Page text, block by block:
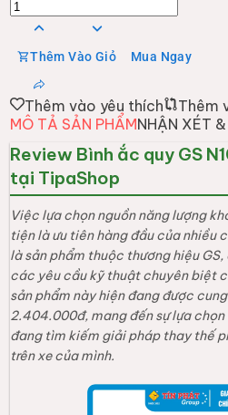
Thêm Vào Giỏ Mua Ngay
Thêm vào yêu thích
Thêm
MÔ TẢ SẢN PHẨMNHẬN XÉT
Review Bình ắc quy GS
tại TipaShop
Việc lựa chọn nguồn năng lượng
tiện là ưu tiên hàng đầu của nhiều
là sản phẩm thuộc thương hiệu
các yêu cầu kỹ thuật chuyên biệt
sản phẩm này hiện đang được
2.404.000đ, mang đến sự lựa
đang tìm kiếm giải pháp thay thế
trên xe của mình.